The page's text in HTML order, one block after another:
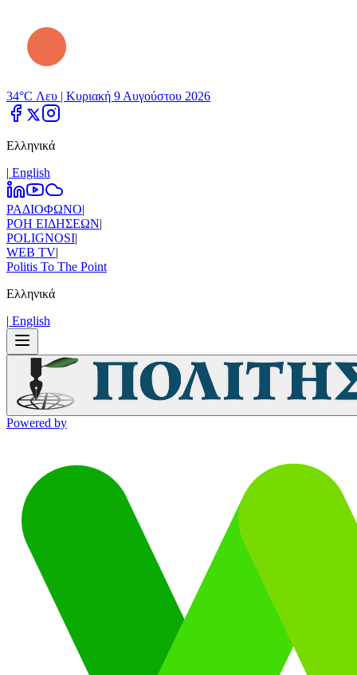
34°C Λευ | Κυριακή 9 Αυγούστου 2026
Ελληνικά
| Εnglish
ΡΑΔΙΟΦΩΝΟ|
ΡΟΗ ΕΙΔΗΣΕΩΝ|
POLIGNOSI|
WEB TV|
Politis To The Point
Ελληνικά
| Εnglish
Powered by